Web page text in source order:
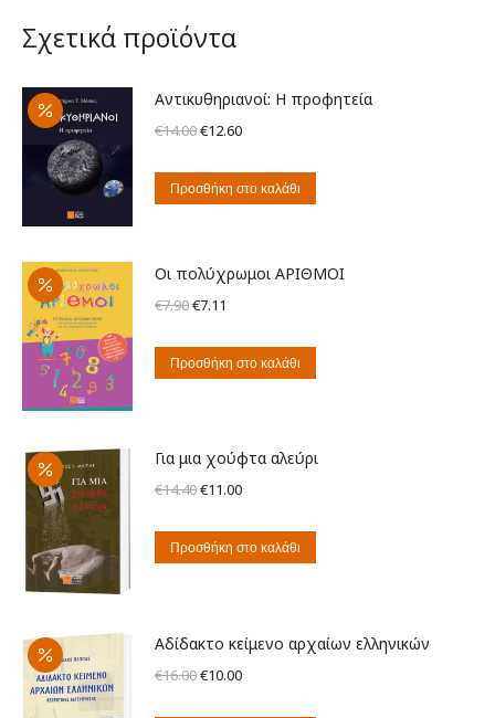
Σχετικά προϊόντα
Αντικυθηριανοί: Η προφητεία
€14.00Original
was:
€12.60Η
τιμή
Προσθήκη στο καλάθι
Οι πολύχρωμοι ΑΡΙΘΜΟΙ
€7.90Original
was:
€7.11
τιμή
Προσθήκη στο καλάθι
Για μια χούφτα αλεύρι
€14.40Original
was:
€11.00Η
τιμή
Προσθήκη στο καλάθι
Αδίδακτο κείμενο αρχαίων ελληνικών
€16.00Original
€10.00Η